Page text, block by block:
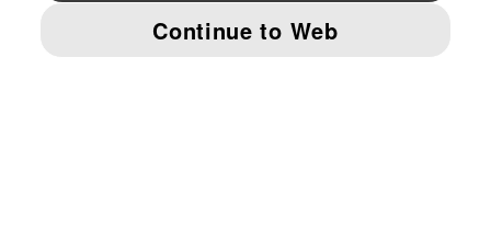
IMPRINT AND LEGAL DATA